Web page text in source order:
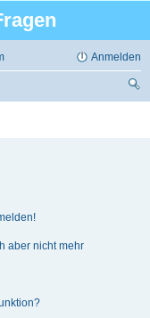
Anmelden
aber nicht mehr